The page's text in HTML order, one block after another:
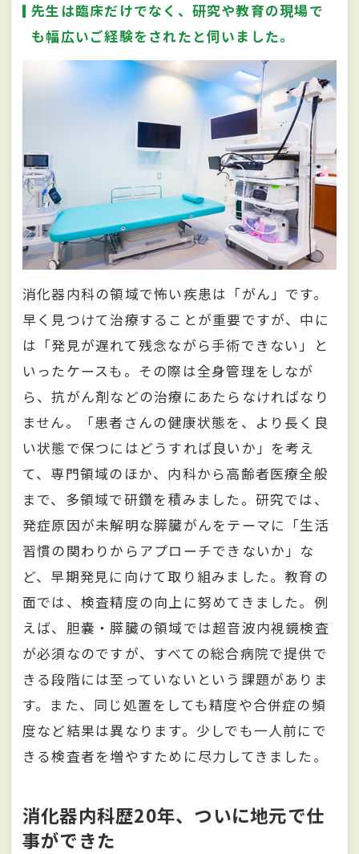
先生は臨床だけでなく、研究や教育の現場で
も幅広いご経験をされたと伺いました。
消化器内科の領域で怖い疾患は「がん」です。
早く見つけて治療することが重要ですが、中に
は「発見が遅れて残念ながら手術できない」と
いったケースも。その際は全身管理をしなが
ら、抗がん剤などの治療にあたらなければなり
ません。「患者さんの健康状態を、より長く良
い状態で保つにはどうすれば良いか」を考え
て、専門領域のほか、内科から高齢者医療全般
まで、多領域で研鑽を積みました。研究では、
発症原因が未解明な膵臓がんをテーマに「生活
習慣の関わりからアプローチできないか」な
ど、早期発見に向けて取り組みました。教育の
面では、検査精度の向上に努めてきました。例
えば、胆嚢・膵臓の領域では超音波内視鏡検査
が必須なのですが、すべての総合病院で提供で
きる段階には至っていないという課題がありま
す。また、同じ処置をしても精度や合併症の頻
度など結果は異なります。少しでも一人前にで
きる検査者を増やすために尽力してきました。
消化器内科歴20年、ついに地元で仕
事ができた